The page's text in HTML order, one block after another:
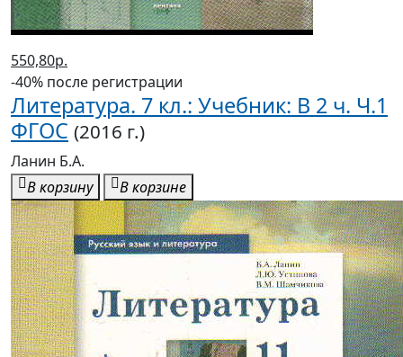
550,80р.
-40% после регистрации
Литература. 7 кл.: Учебник: В 2 ч. Ч.1
ФГОС (2016 г.)
Ланин Б.А.
В корзину
В корзине